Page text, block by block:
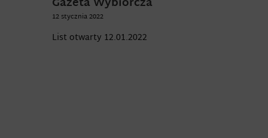
12 stycznia 2022
List otwarty 12.01.2022